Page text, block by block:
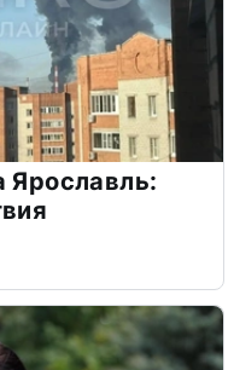
Ярославль: